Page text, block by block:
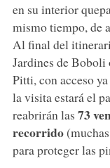
en su interior
mismo tiempo, de
Al final del
Jardines de
Pitti, con acceso
la visita estará el
reabrirán las 73
recorrido
para proteger las